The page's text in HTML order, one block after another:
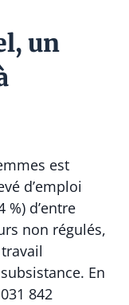
un
est
d’emploi
d’entre
non régulés,
En
842